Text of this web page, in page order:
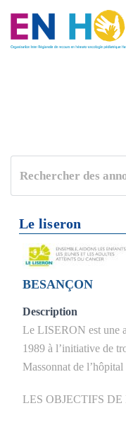
Le liseron
BESANÇON
Description
Le LISERON est une
1989 à l’initiative de
Massonnat de
LES OBJECTIFS